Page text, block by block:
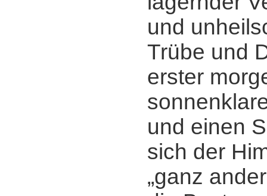
und
Trübe und
erster
und einen
sich der
„ganz